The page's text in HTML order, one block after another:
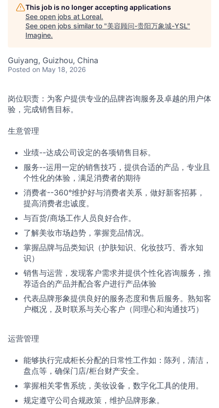
This job is no longer accepting applications
See open jobs at Loreal.
See open jobs similar to "美容顾问-贵阳万象城-YSL"
Imagine.
Guiyang, Guizhou, China
Posted on May 18, 2026
岗位职责：为客户提供专业的品牌咨询服务及卓越的用户体
验，完成销售目标。
生意管理
业绩--达成公司设定的各项销售目标。
服务--运用一定的销售技巧，提供合适的产品，专业且
个性化的体验，满足消费者的期待
消费者--360°维护好与消费者关系，做好新客招募，
提高消费者忠诚度。
与百货/商场工作人员良好合作。
了解美妆市场趋势，掌握竞品情况。
掌握品牌与品类知识（护肤知识、化妆技巧、香水知
识）
销售与运营，发现客户需求并提供个性化咨询服务，推
荐适合的产品并配合客户进行产品体验
代表品牌形象提供良好的服务态度和售后服务。熟知客
户概况，及时联系与关心客户（同理心和沟通技巧）
运营管理
能够执行完成柜长分配的日常性工作如：陈列，清洁，
盘点等，确保门店/柜台财产安全。
掌握相关零售系统，美妆设备，数字化工具的使用。
规定遵守公司合规政策，维护品牌形象。